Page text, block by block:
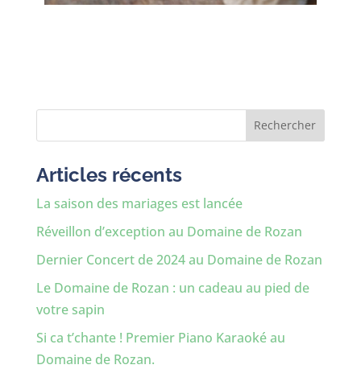
Rechercher
Articles récents
La saison des mariages est lancée
Réveillon d’exception au Domaine de Rozan
Dernier Concert de 2024 au Domaine de Rozan
Le Domaine de Rozan : un cadeau au pied de
votre sapin
Si ca t’chante ! Premier Piano Karaoké au
Domaine de Rozan.